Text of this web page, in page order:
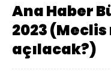
Ana Haber
2023
açılacak?)